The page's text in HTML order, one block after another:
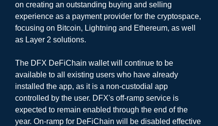
on creating an outstanding buying and selling
experience as a payment provider for the cryptospace,
focusing on Bitcoin, Lightning and Ethereum, as well
as Layer 2 solutions.
The DFX DeFiChain wallet will continue to be
available to all existing users who have already
installed the app, as it is a non-custodial app
controlled by the user. DFX's off-ramp service is
expected to remain enabled through the end of the
year. On-ramp for DeFiChain will be disabled effective